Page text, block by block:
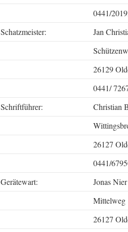
0441/
Schatzmeister:
Jan
26129
0441/
Schriftführer:
Christian
26127
0441/
Gerätewart:
Jonas Nier
Mittelweg
26127